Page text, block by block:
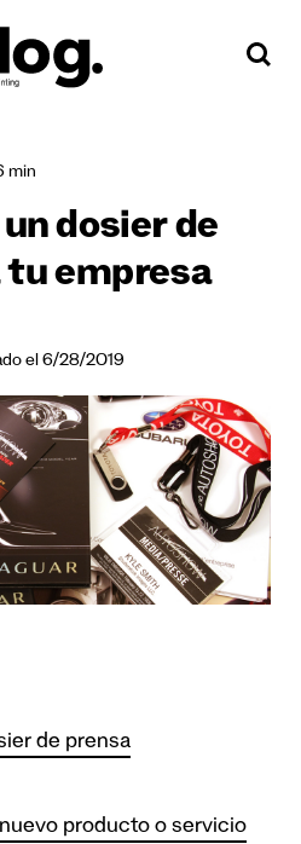
min
dosier de
tu empresa
el 6/28/2019
de prensa
producto o servicio